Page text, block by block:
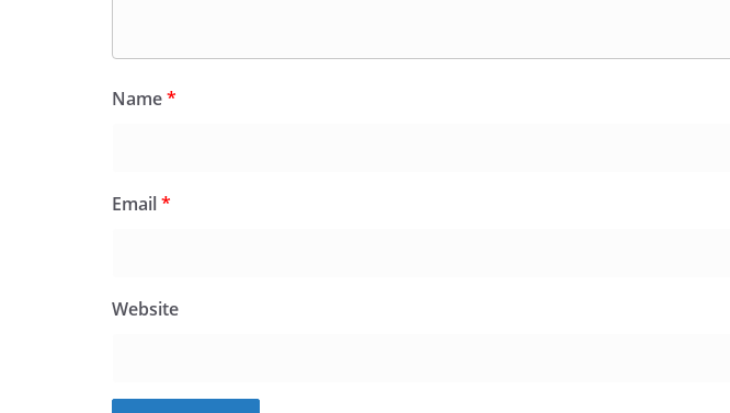
Name*
Email*
Website